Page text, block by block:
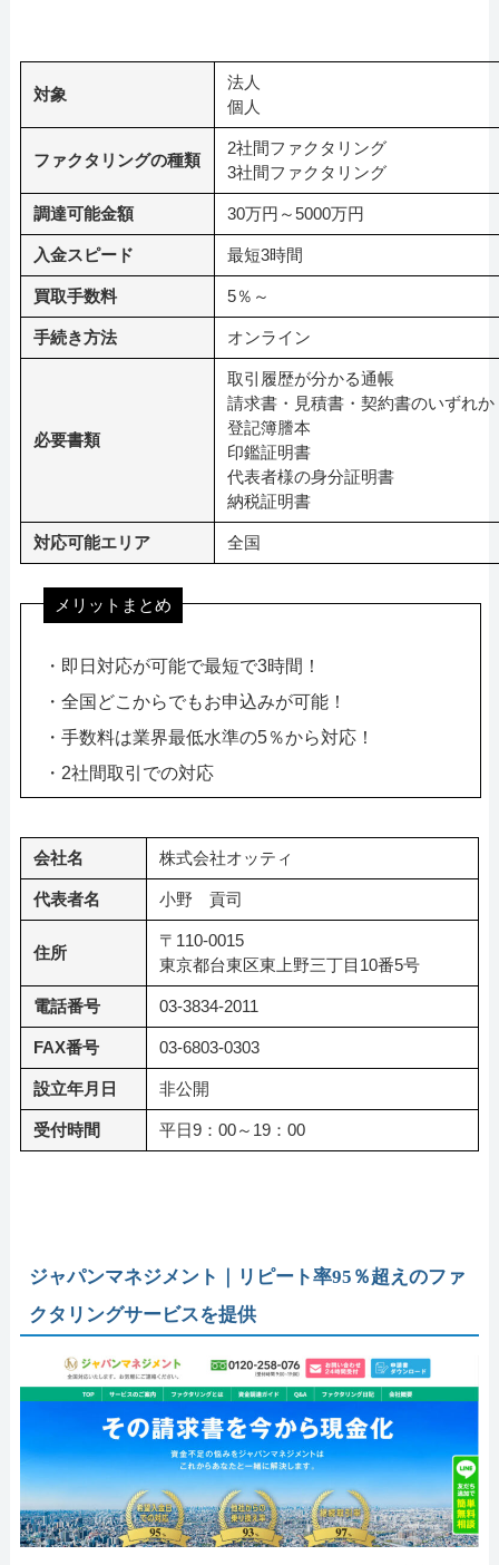
対象
法人
個人
ファクタリングの種類
2社間ファクタリング
3社間ファクタリング
調達可能金額 30万円～5000万円
入金スピード 最短3時間
買取手数料 5％～
手続き方法 オンライン
必要書類
取引履歴が分かる通帳
請求書・見積書・契約書のいずれか
登記簿謄本
印鑑証明書
代表者様の身分証明書
納税証明書
対応可能エリア 全国
メリットまとめ
・即日対応が可能で最短で3時間！
・全国どこからでもお申込みが可能！
・手数料は業界最低水準の5％から対応！
・2社間取引での対応
会社名 株式会社オッティ
代表者名 小野 貢司
住所
〒110-0015
東京都台東区東上野三丁目10番5号
電話番号 03-3834-2011
FAX番号 03-6803-0303
設立年月日 非公開
受付時間 平日9：00～19：00
ジャパンマネジメント｜リピート率95％超えのファ
クタリングサービスを提供